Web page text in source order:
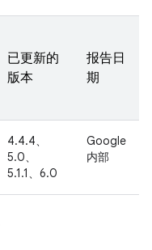
已更新的
版本
报告日
期
4.4.4、
5.0、
5.1.1、6.0
Google
内部